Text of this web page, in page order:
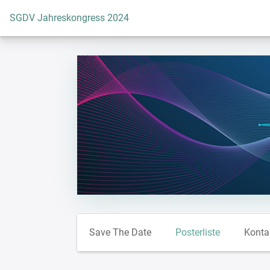
Zur Startseite
SGDV Jahreskongress 2024
Save The Date Posterliste